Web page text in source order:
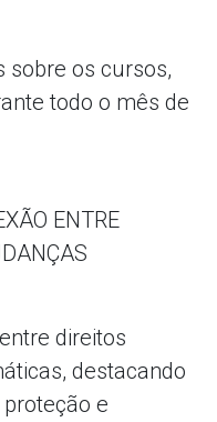
sobre os cursos,
todo o mês de
ENTRE
direitos
destacando
e